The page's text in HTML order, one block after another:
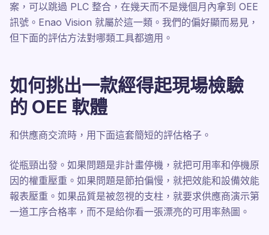
案，可以跳過 PLC 整合，在幾天而不是幾個月內拿到 OEE
訊號。Enao Vision 就屬於這一類。我們的偏好顯而易見，
但下面的評估方法對哪類工具都適用。
如何挑出一款經得起現場檢驗
的 OEE 軟體
和供應商交流時，用下面這套簡短的評估格子。
從瓶頸出發。如果問題是非計畫停機，就把可用率和停機原
因的權重壓重。如果問題是節拍偏慢，就把效能和設備效能
報表壓重。如果品質是被忽視的支柱，就要求供應商演示第
一道工序合格率，而不是給你看一張漂亮的可用率熱圖。